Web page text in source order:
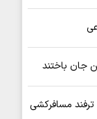
ترفند مسافرکشی